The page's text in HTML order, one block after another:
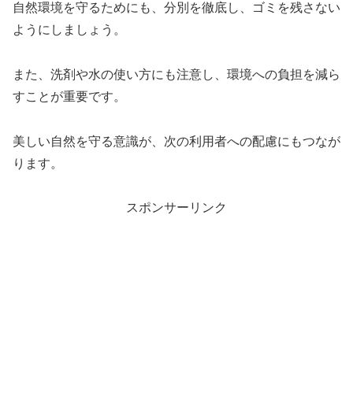
自然環境を守るためにも、分別を徹底し、ゴミを残さない
ようにしましょう。
また、洗剤や水の使い方にも注意し、環境への負担を減ら
すことが重要です。
美しい自然を守る意識が、次の利用者への配慮にもつなが
ります。
スポンサーリンク